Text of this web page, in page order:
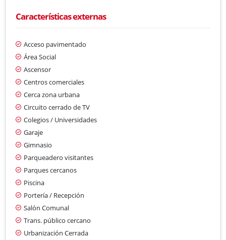
Características externas
Acceso pavimentado
Área Social
Ascensor
Centros comerciales
Cerca zona urbana
Circuito cerrado de TV
Colegios / Universidades
Garaje
Gimnasio
Parqueadero visitantes
Parques cercanos
Piscina
Portería / Recepción
Salón Comunal
Trans. público cercano
Urbanización Cerrada